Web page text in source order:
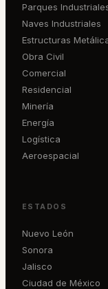
Parques
Naves Industriales
Estructuras
Obra Civil
Comercial
Residencial
Minería
Energía
Logística
Aeroespacial
ESTADOS
Nuevo León
Sonora
Jalisco
Ciudad de México